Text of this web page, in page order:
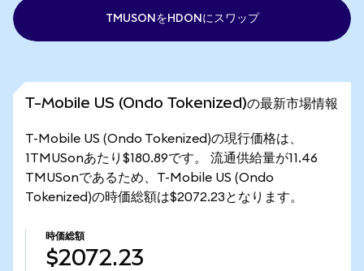
TMUSONをHDONにスワップ
T-Mobile US (Ondo Tokenized)の最新市場情報
T-Mobile US (Ondo Tokenized)の現行価格は、
1TMUSonあたり$180.89です。 流通供給量が11.46
TMUSonであるため、T-Mobile US (Ondo
Tokenized)の時価総額は$2072.23となります。
時価総額
$2072.23